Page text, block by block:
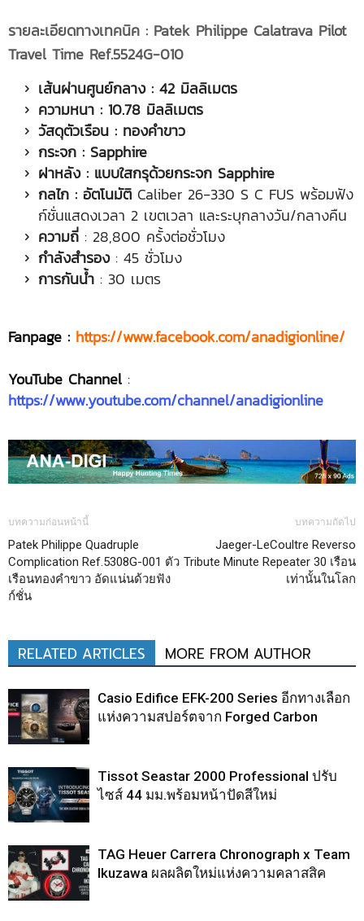
รายละเอียดทางเทคนิค : Patek Philippe Calatrava Pilot
Travel Time Ref.5524G-010
เส้นผ่านศูนย์กลาง : 42 มิลลิเมตร
ความหนา : 10.78 มิลลิเมตร
วัสดุตัวเรือน : ทองคำขาว
กระจก : Sapphire
ฝาหลัง : แบบใสกรุด้วยกระจก Sapphire
กลไก : อัตโนมัติ Caliber 26‑330 S C FUS พร้อมฟัง
ก์ชั่นแสดงเวลา 2 เขตเวลา และระบุกลางวัน/กลางคืน
ความถี่ : 28,800 ครั้งต่อชั่วโมง
กำลังสำรอง: 45 ชั่วโมง
การกันน้ำ : 30 เมตร
Fanpage : https://www.facebook.com/anadigionline/
YouTube Channel :
https://www.youtube.com/channel/anadigionline
บทความก่อนหน้านี้
Patek Philippe Quadruple
Complication Ref.5308G-001 ตัว
เรือนทองคำขาว อัดแน่นด้วยฟัง
ก์ชั่น
บทความถัดไป
Jaeger-LeCoultre Reverso
Tribute Minute Repeater 30 เรือน
เท่านั้นในโลก
RELATED ARTICLES MORE FROM AUTHOR
Casio Edifice EFK-200 Series อีกทางเลือก
แห่งความสปอร์ตจาก Forged Carbon
Tissot Seastar 2000 Professional ปรับ
ไซส์ 44 มม.พร้อมหน้าปัดสีใหม่
TAG Heuer Carrera Chronograph x Team
Ikuzawa ผลผลิตใหม่แห่งความคลาสสิค